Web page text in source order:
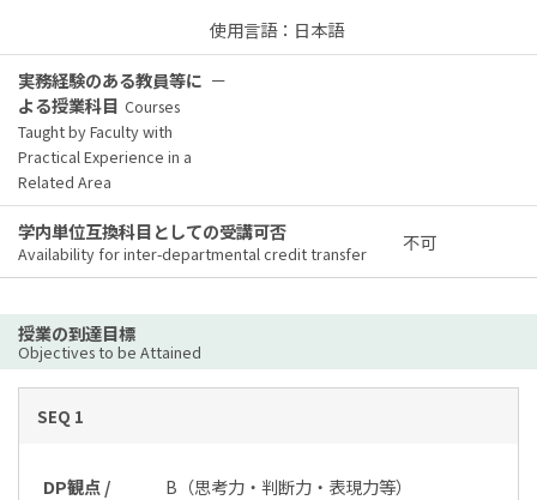
使用言語：日本語
実務経験のある教員等に
よる授業科目 Courses
Taught by Faculty with
Practical Experience in a
Related Area
－
学内単位互換科目としての受講可否
Availability for inter-departmental credit transfer 不可
授業の到達目標
Objectives to be Attained
SEQ 1
DP観点 / B（思考力・判断力・表現力等）